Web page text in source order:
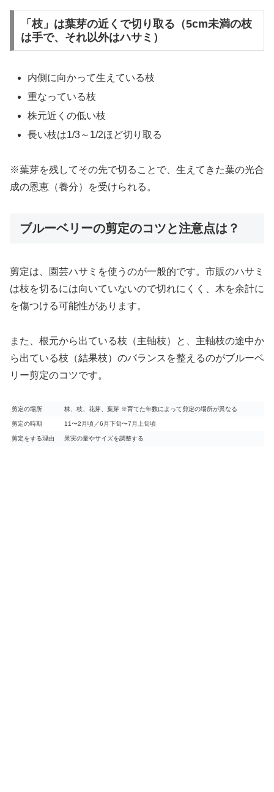
「枝」は葉芽の近くで切り取る（5cm未満の枝
は手で、それ以外はハサミ）
内側に向かって生えている枝
重なっている枝
株元近くの低い枝
長い枝は1/3～1/2ほど切り取る
※葉芽を残してその先で切ることで、生えてきた葉の光合
成の恩恵（養分）を受けられる。
ブルーベリーの剪定のコツと注意点は？
剪定は、園芸ハサミを使うのが一般的です。市販のハサミ
は枝を切るには向いていないので切れにくく、木を余計に
を傷つける可能性があります。
また、根元から出ている枝（主軸枝）と、主軸枝の途中か
ら出ている枝（結果枝）のバランスを整えるのがブルーベ
リー剪定のコツです。
剪定の場所 株、枝、花芽、葉芽 ※育てた年数によって剪定の場所が異なる
剪定の時期 11〜2月頃／6月下旬〜7月上旬頃
剪定をする理由 果実の量やサイズを調整する